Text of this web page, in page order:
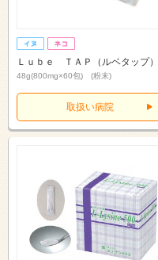
Ｌｕｂｅ ＴＡＰ（ルベタップ）
48g(800mg×60包) (粉末)
取扱い病院